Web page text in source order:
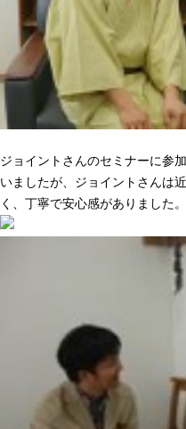
ジョイントさんのセミナーに参
いましたが、ジョイントさんは
く、丁寧で安心感がありました。